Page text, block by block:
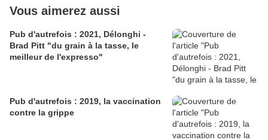
Vous aimerez aussi
Pub d'autrefois : 2021, Délonghi -
Brad Pitt "du grain à la tasse, le
meilleur de l'expresso"
Pub d'autrefois : 2019, la vaccination
contre la grippe